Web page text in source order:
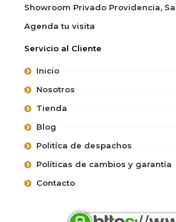
Showroom Privado Providencia,
Agenda tu visita
Servicio al Cliente
Inicio
Nosotros
Tienda
Blog
Politíca de despachos
Políticas de cambios y garantía
Contacto